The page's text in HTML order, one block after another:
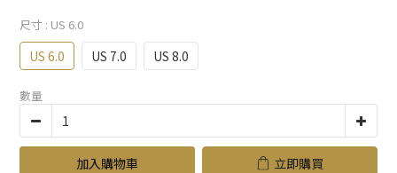
尺寸 : US 6.0
US 6.0 US 7.0 US 8.0
數量
加入購物車 立即購買